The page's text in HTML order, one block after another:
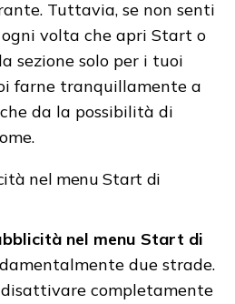
Tuttavia, se non senti
volta che apri Start o
sezione solo per i tuoi
farne tranquillamente a
da la possibilità di
nel menu Start di
nel menu Start di
due strade.
completamente